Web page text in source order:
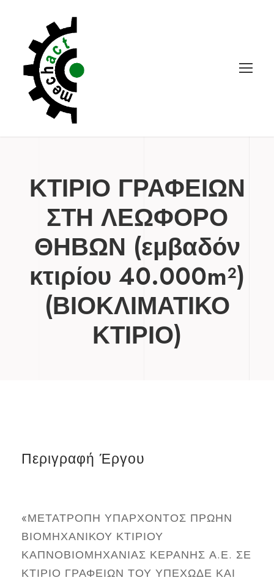
ΚΤΙΡΙΟ ΓΡΑΦΕΙΩΝ
ΣΤΗ ΛΕΩΦΟΡΟ
ΘΗΒΩΝ (εμβαδόν
κτιρίου 40.000m²)
(ΒΙΟΚΛΙΜΑΤΙΚΟ
ΚΤΙΡΙΟ)
Περιγραφή Έργου
«ΜΕΤΑΤΡΟΠΗ ΥΠΑΡΧΟΝΤΟΣ ΠΡΩΗΝ
ΒΙΟΜΗΧΑΝΙΚΟΥ ΚΤΙΡΙΟΥ
ΚΑΠΝΟΒΙΟΜΗΧΑΝΙΑΣ ΚΕΡΑΝΗΣ Α.Ε. ΣΕ
ΚΤΙΡΙΟ ΓΡΑΦΕΙΩΝ ΤΟΥ ΥΠΕΧΩΔΕ ΚΑΙ